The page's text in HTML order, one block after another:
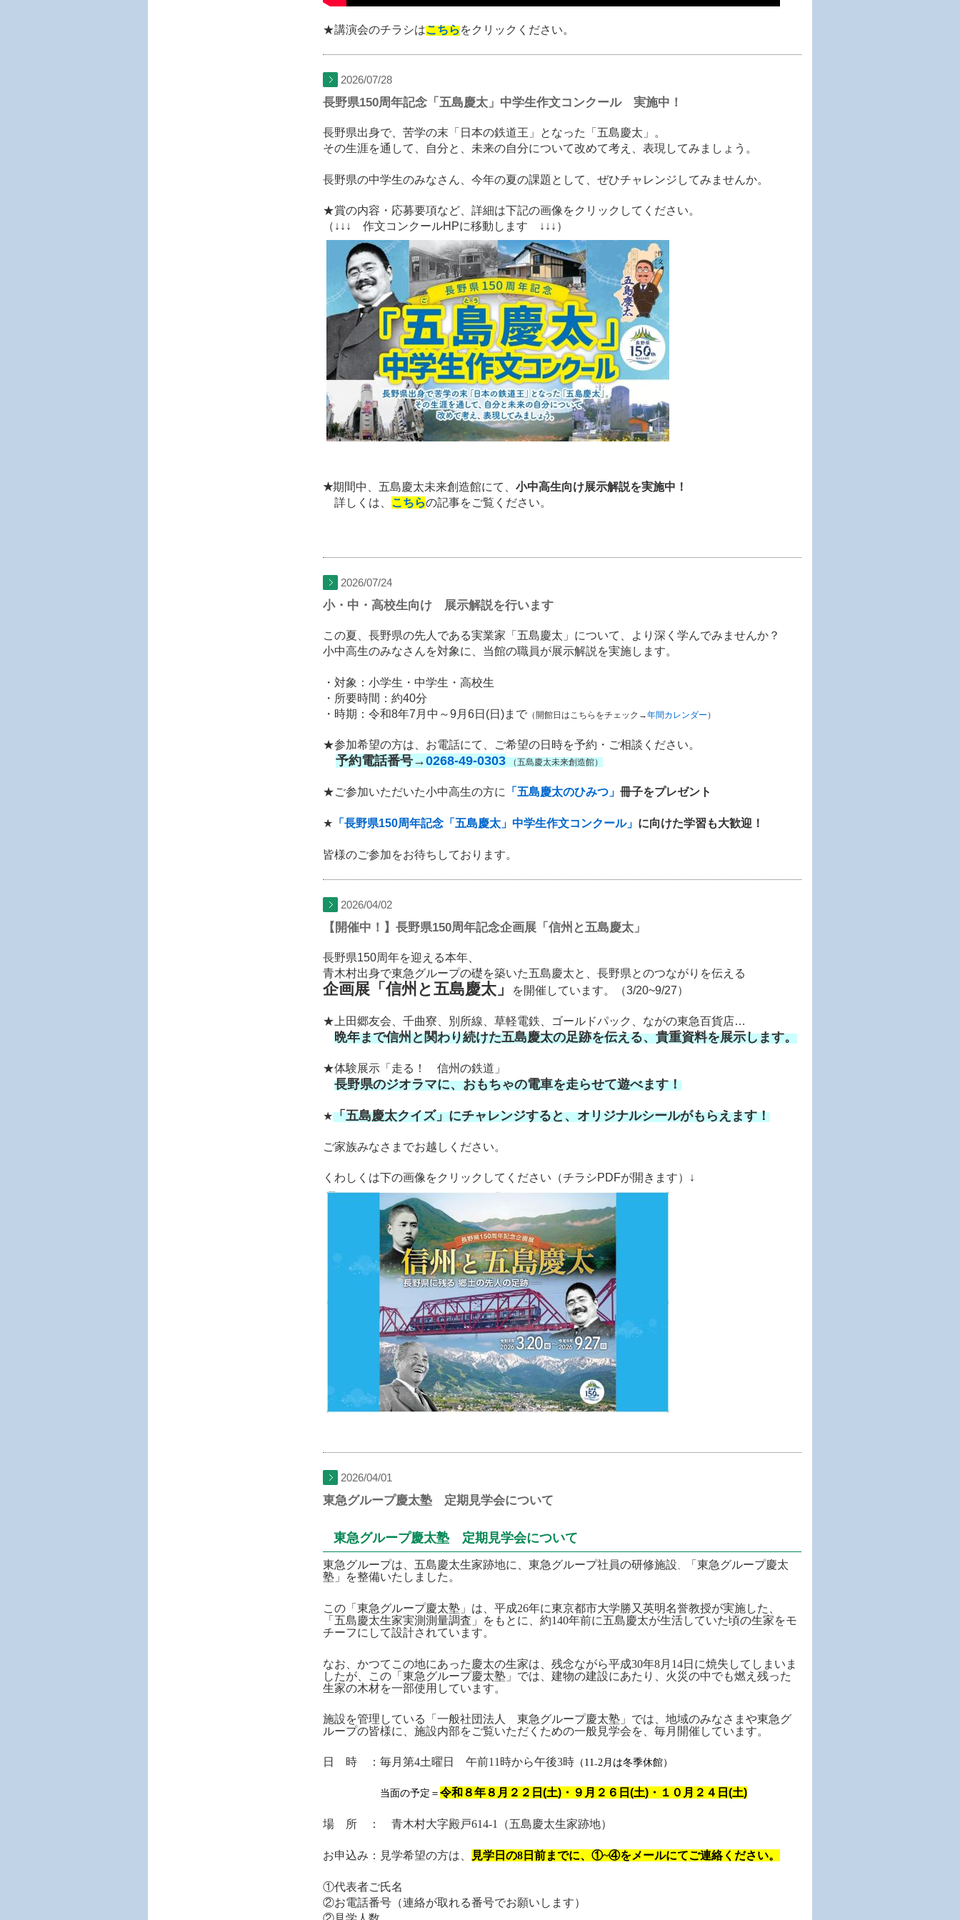
★講演会のチラシはこちらをクリックください。
2026/07/28
長野県150周年記念「五島慶太」中学生作文コンクール 実施中！
長野県出身で、苦学の末「日本の鉄道王」となった「五島慶太」。
その生涯を通して、自分と、未来の自分について改めて考え、表現してみましょう。
長野県の中学生のみなさん、今年の夏の課題として、ぜひチャレンジしてみませんか。
★賞の内容・応募要項など、詳細は下記の画像をクリックしてください。
（ ↓↓↓ 作文コンクールHPに移動します ↓↓↓ ）
★期間中、五島慶太未来創造館にて、 小中高生向け展示解説を実施中！
詳しくは、 こちらの記事をご覧ください。
2026/07/24
小・中・高校生向け 展示解説を行います
この夏、長野県の先人である実業家「五島慶太」について、より深く学んでみませんか？
小中高生のみなさんを対象に、当館の職員が展示解説を実施します。
・対象：小学生・中学生・高校生
・所要時間：約40分
・時期：令和8年7月中～9月6日(日)まで （開館日はこちらをチェック→年間カレンダー ）
★参加希望の方は、お電話にて、 ご希望の日時を予約・ご相談ください。
予約電話番号→0268-49-0303 （五島慶太未来創造館）
★ご参加いただいた小中高生の方に 「五島慶太のひみつ」 冊子をプレゼント
★ 「長野県150周年記念「五島慶太」中学生作文コンクール」 に向けた学習も大歓迎！
皆様のご参加をお待ちしております。
2026/04/02
【開催中！】長野県150周年記念企画展「信州と五島慶太」
長野県150周年を迎える本年、
青木村出身で東急グループの礎を築いた五島慶太と、長野県とのつながりを伝える
企画展「信州と五島慶太」 を開催しています。（3/20~9/27）
★上田郷友会、千曲寮、別所線、草軽電鉄、ゴールドパック、ながの東急百貨店…
晩年まで信州と関わり続けた五島慶太の足跡を伝える、貴重資料を展示します。
★体験展示「走る！ 信州の鉄道」
長野県のジオラマに、おもちゃの電車を走らせて遊べます！
★「五島慶太クイズ」にチャレンジすると、オリジナルシールがもらえます！
ご家族みなさまでお越しください。
くわしくは下の画像をクリックしてください（チラシPDFが開きます）↓
2026/04/01
東急グループ慶太塾 定期見学会について
東急グループ慶太塾 定期見学会について
東急グループは、五島慶太生家跡地に、東急グループ社員の研修施設、
「東急グループ慶太
塾」を整備いたしました。
この「東急グループ慶太塾」は、 平成26年に東京都市大学勝又英明名誉教授が実施した、
「 五島慶太生家実測測量調査」をもとに、約140年前に五島慶太が生活していた頃の生家をモ
チーフにして設計されています。
なお、かつてこの地にあった慶太の生家は、残念ながら平成30年8月14日に焼失してしまいま
したが、この「東急グループ慶太塾」では、建物の建設にあたり、火災の中でも燃え残った
生家の木材を一部使用しています。
施設を管理している「一般社団法人 東急グループ慶太塾」では、地域のみなさまや東急グ
ループの皆様に、施設内部をご覧いただくための一般見学会を、毎月開催しています。
日 時 ：毎月第4土曜日 午前11 時から午後3時 （11₋2月は冬季休館）
当面の予定＝令和８年８月２２日(土)・９月２６日(土)・１０月２４日(土)
場 所 ： 青木村大字殿戸614-1 （五島慶太生家跡地）
お申込み：見学希望の方は、 見学日の8日前までに、①~④をメールにてご連絡ください。
①代表者ご氏名
②お電話番号（連絡が取れる番号でお願いします）